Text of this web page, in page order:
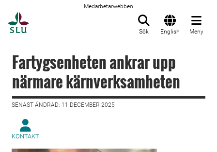
Medarbetarwebben
Sök English Meny
Fartygsenheten ankrar upp
närmare kärnverksamheten
SENAST ÄNDRAD: 11 DECEMBER 2025
KONTAKT